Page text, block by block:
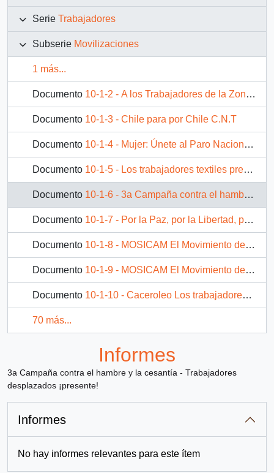
Serie Trabajadores
Subserie Movilizaciones
1 más...
Documento 10-1-2 - A los Trabajadores de la Zona Oriente
Documento 10-1-3 - Chile para por Chile C.N.T
Documento 10-1-4 - Mujer: Únete al Paro Nacional del 4 de Septiembre
Documento 10-1-5 - Los trabajadores textiles presentes en la protesta nacional
Documento 10-1-6 - 3a Campaña contra el hambre y la cesantía - Trabajadores desplazados ¡presente!
Documento 10-1-7 - Por la Paz, por la Libertad, por la Democracia - Marcha 20 de Mayo
Documento 10-1-8 - MOSICAM El Movimiento de la Clase Trabajadora
Documento 10-1-9 - MOSICAM El Movimiento de la Clase Trabajadora - Recomendaciones Importantes
Documento 10-1-10 - Caceroleo Los trabajadores decimos ¡NO! al candidato
70 más...
Informes
3a Campaña contra el hambre y la cesantía - Trabajadores
desplazados ¡presente!
Informes
No hay informes relevantes para este ítem